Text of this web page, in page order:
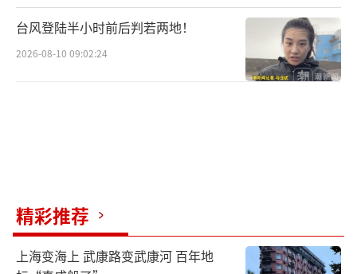
台风登陆半小时前后判若两地！
2026-08-10 09:02:24
精彩推荐
上海变海上 武康路变武康河 百年地